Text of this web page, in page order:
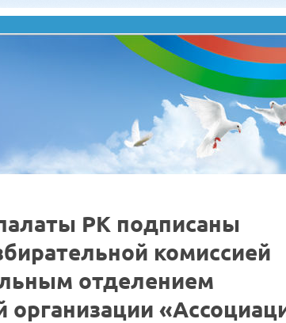
РК подписаны
комиссией
отделением